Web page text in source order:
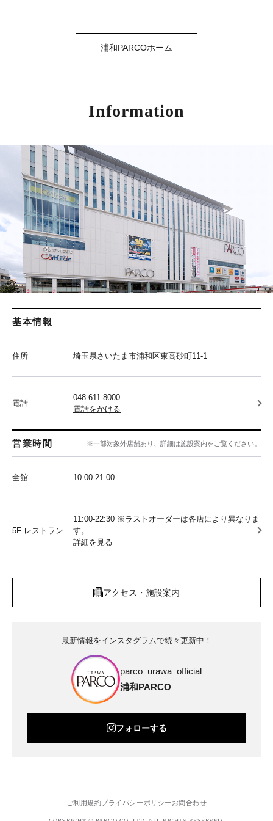
浦和PARCOホーム
Information
基本情報
住所 埼玉県さいたま市浦和区東高砂町11-1
電話
048-611-8000
電話をかける
営業時間 ※一部対象外店舗あり、詳細は施設案内をご覧ください。
全館 10:00‐21:00
5F レストラン
11:00-22:30 ※ラストオーダーは各店により異なりま
す。
詳細を見る
アクセス・施設案内
最新情報をインスタグラムで続々更新中！
parco_urawa_official
浦和PARCO
フォローする
ご利用規約プライバシーポリシー お問合わせ